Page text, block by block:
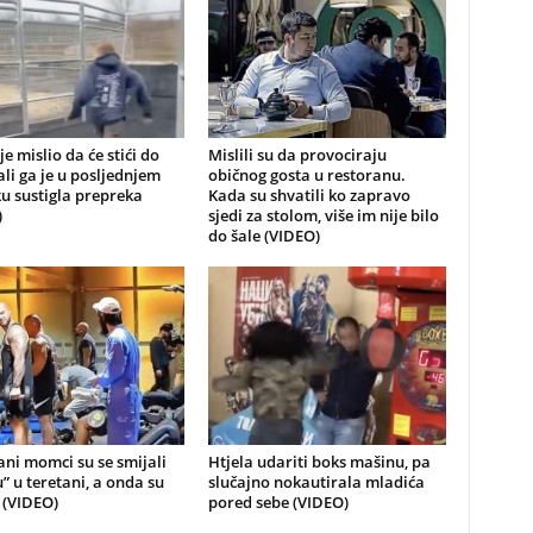
mislio da će stići do
ga je u posljednjem
sustigla prepreka
Mislili su da provociraju
običnog gosta u restoranu.
Kada su shvatili ko zapravo
sjedi za stolom, više im nije bilo
do šale (VIDEO)
momci su se smijali
u teretani, a onda su
Htjela udariti boks mašinu, pa
slučajno nokautirala mladića
pored sebe (VIDEO)